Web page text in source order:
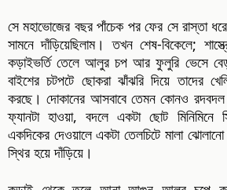
সে মহাভোজের বছর পাঁচেক পর ফের সে রাস্তা
সামনে দাঁড়িয়েছিলাম। তখন শেষ-বিকেলে;
কড়াইভর্তি তেলে আলুর চপ আর ফুলুরি ভেসে
বাইশের চটপটে ছোকরা ঝাঁঝরি দিয়ে তাদের
করছে। দোকানের আসবাবে তেমন কোনও রদবদল
ফ্যানটা হাওয়া, বদলে একটা ছোট
একদিকের দেওয়ালে একটা তেলচিটে মালা
স্থির হয়ে দাঁড়িয়ে।